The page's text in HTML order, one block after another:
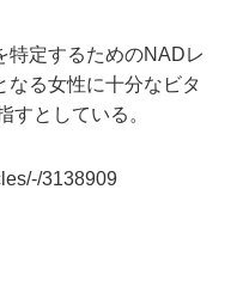
特定するためのNADレ
なる女性に十分なビタ
すとしている。
3138909